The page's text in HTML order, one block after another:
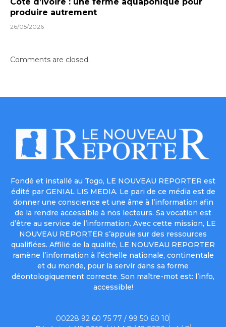
produire autrement
26/05/2026
Comments are closed.
Fondé et installé au Togo, LE NOUVEAU REPORTER est
édité par GENIAL LIS MEDIA. Le pari de ce média est de
donner une conscience et une âme à l’information afin
de la rendre accessible à nos lecteurs. Sa vocation est
d’être au service de l’information. Avec cette mission, LE
NOUVEAU REPORTER s’appuie sur des ressources
qualifiées. Affilié de la qualité, LE NOUVEAU REPORTER
ramène l’information à l’échelle nationale, continentale
et du monde, pour la servir dans sa forme
déontologiquement correcte. Son maître-mot est: l’info,
accessible!
00228 92 60 75 77 / 99 50 60 10